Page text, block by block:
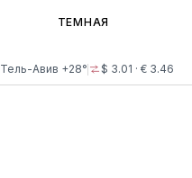
Тель-Авив +28° $ 3.01 · € 3.46
ТЕМНАЯ